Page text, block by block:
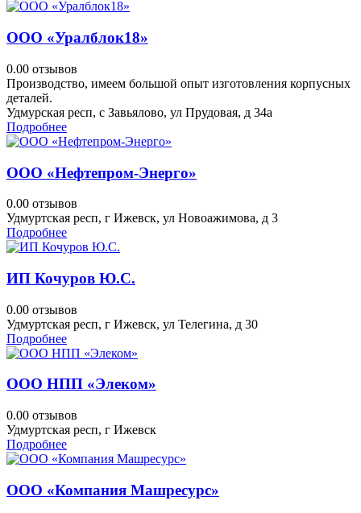
ООО «Уралблок18»
0.00 отзывов
Производство, имеем большой опыт изготовления корпусных
деталей.
Удмурская респ, с Завьялово, ул Прудовая, д 34а
Подробнее
ООО «Нефтепром-Энерго»
0.00 отзывов
Удмуртская респ, г Ижевск, ул Новоажимова, д 3
Подробнее
ИП Кочуров Ю.С.
0.00 отзывов
Удмуртская респ, г Ижевск, ул Телегина, д 30
Подробнее
ООО НПП «Элеком»
0.00 отзывов
Удмуртская респ, г Ижевск
Подробнее
ООО «Компания Машресурс»